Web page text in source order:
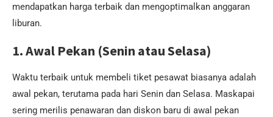
mendapatkan harga terbaik dan mengoptimalkan anggaran
liburan.
1. Awal Pekan (Senin atau Selasa)
Waktu terbaik untuk membeli tiket pesawat biasanya adalah
awal pekan, terutama pada hari Senin dan Selasa. Maskapai
sering merilis penawaran dan diskon baru di awal pekan